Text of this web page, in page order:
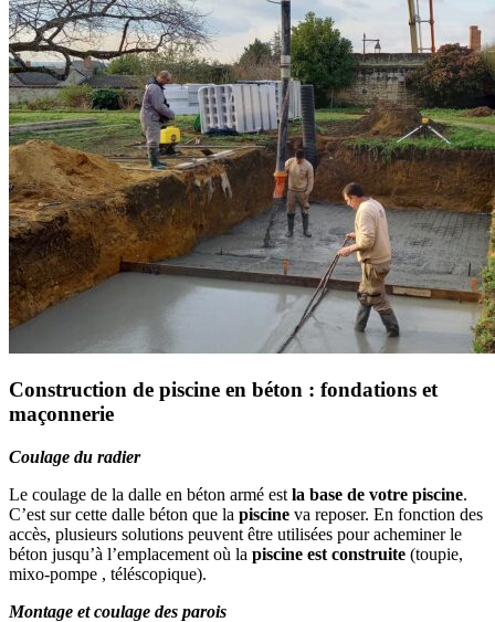
Construction de piscine en béton : fondations et
maçonnerie
Coulage du radier
Le coulage de la dalle en béton armé est la base de votre piscine.
C’est sur cette dalle béton que la piscine va reposer. En fonction des
accès, plusieurs solutions peuvent être utilisées pour acheminer le
béton jusqu’à l’emplacement où la piscine est construite (toupie,
mixo-pompe , téléscopique).
Montage et coulage des parois